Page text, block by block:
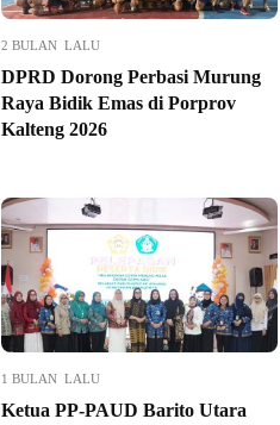
2 BULAN LALU
DPRD Dorong Perbasi Murung
Raya Bidik Emas di Porprov
Kalteng 2026
1 BULAN LALU
Ketua PP-PAUD Barito Utara